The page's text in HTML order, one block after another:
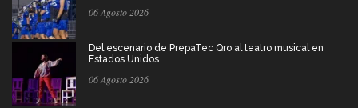
06 Agosto 2026
Del escenario de PrepaTec Qro al teatro musical en
Estados Unidos
06 Agosto 2026